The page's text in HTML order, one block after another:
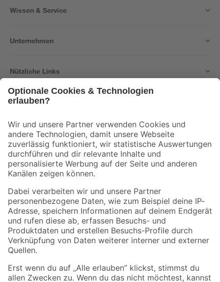
Wissen & Service
Unternehmen
Nützliche Links
Der toom Newsletter: Keine Angebote und Aktionen mehr verpassen!
Zur Newsletter Anmeldung
Folge uns
Zahlungsarten Versandarten
Sicher einkaufen